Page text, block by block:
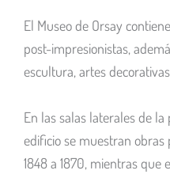
El Museo de Orsay
post-impresionistas,
escultura, artes
En las salas laterales de
edificio se muestran
1848 a 1870, mientras que